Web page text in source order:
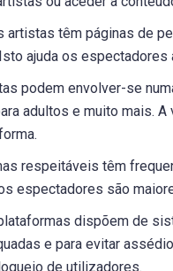
artistas têm páginas de
ajuda os espectadores
podem envolver-se
adultos e muito mais.
respeitáveis têm
espectadores são
dispõem de
e para evitar
de utilizadores.